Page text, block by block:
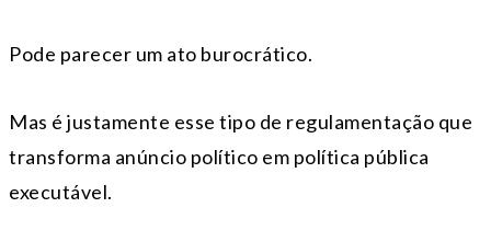
Pode parecer um ato burocrático.
Mas é justamente esse tipo de regulamentação que
transforma anúncio político em política pública
executável.